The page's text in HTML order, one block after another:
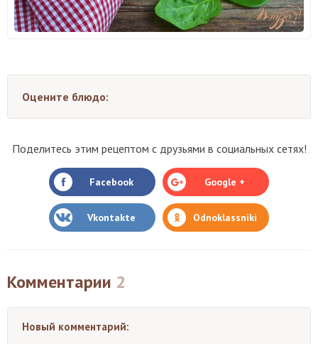
Оцените блюдо:
Поделитесь этим рецептом с друзьями в социальных сетях!
Facebook Google +
Vkontakte Odnoklassniki
Комментарии 2
Новый комментарий: